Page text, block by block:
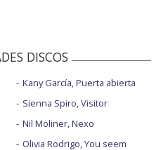
DISCOS
Kany García, Puerta abierta
Sienna Spiro, Visitor
Nil Moliner, Nexo
Olivia Rodrigo, You seem